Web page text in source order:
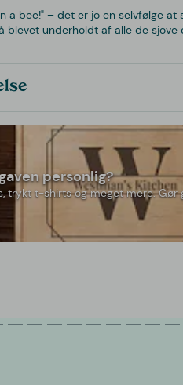
a bee!" – det er jo en selvfølge
blevet underholdt af alle de
personlig?
trykt t-shirts og meget mere. Gør